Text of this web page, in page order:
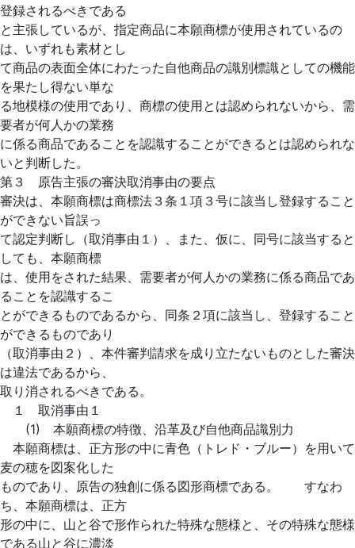
登録されるべきである
と主張しているが、指定商品に本願商標が使用されているの
は、いずれも素材とし
て商品の表面全体にわたった自他商品の識別標識としての機能
を果たし得ない単な
る地模様の使用であり、商標の使用とは認められないから、需
要者が何人かの業務
に係る商品であることを認識することができるとは認められな
いと判断した。
第３ 原告主張の審決取消事由の要点
審決は、本願商標は商標法３条１項３号に該当し登録すること
ができない旨誤っ
て認定判断し（取消事由１）、また、仮に、同号に該当すると
しても、本願商標
は、使用をされた結果、需要者が何人かの業務に係る商品であ
ることを認識するこ
とができるものであるから、同条２項に該当し、登録すること
ができるものであり
（取消事由２）、本件審判請求を成り立たないものとした審決
は違法であるから、
取り消されるべきである。
１ 取消事由１
(1) 本願商標の特徴、沿革及び自他商品識別力
本願商標は、正方形の中に青色（トレド・ブルー）を用いて
麦の穂を図案化した
ものであり、原告の独創に係る図形商標である。 すなわ
ち、本願商標は、正方
形の中に、山と谷で形作られた特殊な態様と、その特殊な態様
である山と谷に濃淡